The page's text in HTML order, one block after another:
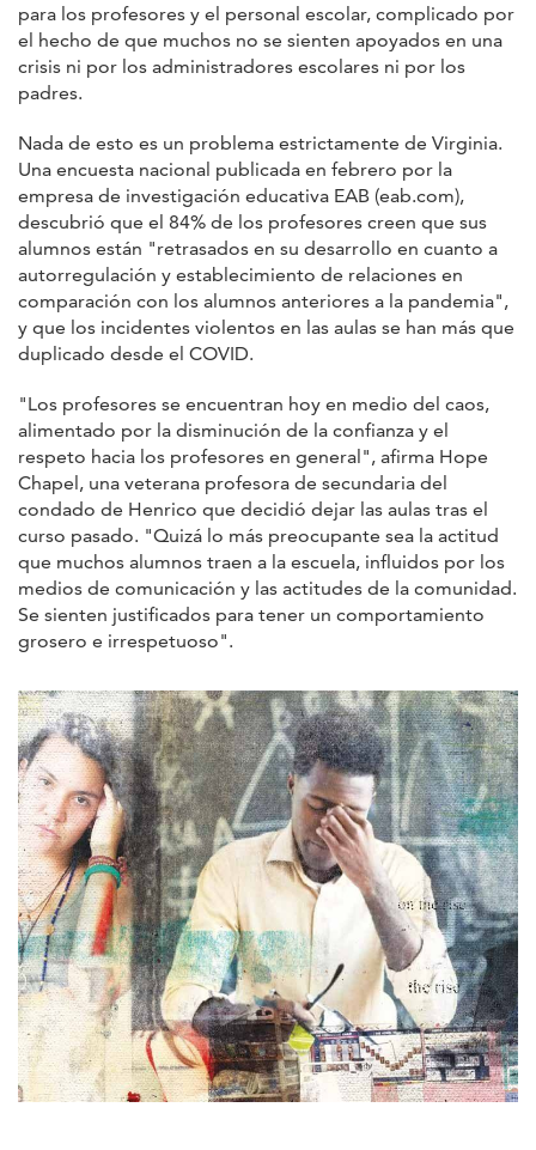
para los profesores y el personal escolar, complicado por
el hecho de que muchos no se sienten apoyados en una
crisis ni por los administradores escolares ni por los
padres.
Nada de esto es un problema estrictamente de Virginia.
Una encuesta nacional publicada en febrero por la
empresa de investigación educativa EAB (eab.com),
descubrió que el 84% de los profesores creen que sus
alumnos están "retrasados en su desarrollo en cuanto a
autorregulación y establecimiento de relaciones en
comparación con los alumnos anteriores a la pandemia",
y que los incidentes violentos en las aulas se han más que
duplicado desde el COVID.
"Los profesores se encuentran hoy en medio del caos,
alimentado por la disminución de la confianza y el
respeto hacia los profesores en general", afirma Hope
Chapel, una veterana profesora de secundaria del
condado de Henrico que decidió dejar las aulas tras el
curso pasado. "Quizá lo más preocupante sea la actitud
que muchos alumnos traen a la escuela, influidos por los
medios de comunicación y las actitudes de la comunidad.
Se sienten justificados para tener un comportamiento
grosero e irrespetuoso".